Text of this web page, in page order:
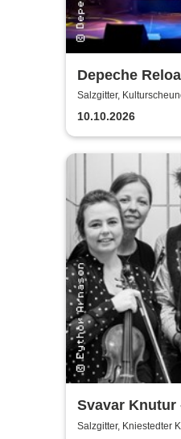
Depeche
Depeche Mode
Salzgitter,
10.10.2026
Svavar Knutur
String Trio
Salzgitter, Kniestedter